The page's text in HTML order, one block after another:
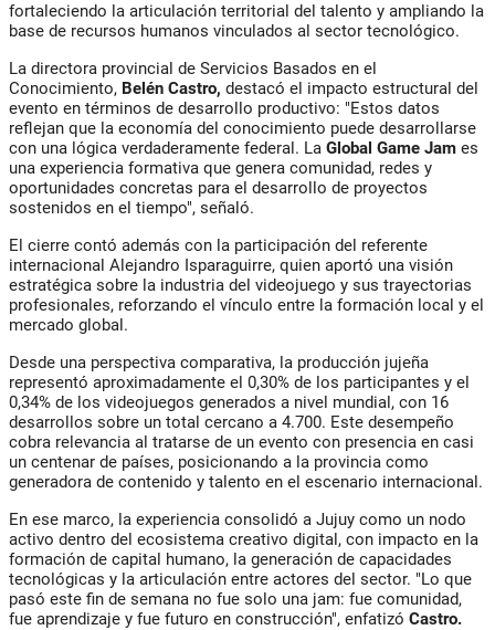
fortaleciendo la articulación territorial del talento y ampliando la
base de recursos humanos vinculados al sector tecnológico.
La directora provincial de Servicios Basados en el
Conocimiento, Belén Castro, destacó el impacto estructural del
evento en términos de desarrollo productivo: "Estos datos
reflejan que la economía del conocimiento puede desarrollarse
con una lógica verdaderamente federal. La Global Game Jam es
una experiencia formativa que genera comunidad, redes y
oportunidades concretas para el desarrollo de proyectos
sostenidos en el tiempo", señaló.
El cierre contó además con la participación del referente
internacional Alejandro Isparaguirre, quien aportó una visión
estratégica sobre la industria del videojuego y sus trayectorias
profesionales, reforzando el vínculo entre la formación local y el
mercado global.
Desde una perspectiva comparativa, la producción jujeña
representó aproximadamente el 0,30% de los participantes y el
0,34% de los videojuegos generados a nivel mundial, con 16
desarrollos sobre un total cercano a 4.700. Este desempeño
cobra relevancia al tratarse de un evento con presencia en casi
un centenar de países, posicionando a la provincia como
generadora de contenido y talento en el escenario internacional.
En ese marco, la experiencia consolidó a Jujuy como un nodo
activo dentro del ecosistema creativo digital, con impacto en la
formación de capital humano, la generación de capacidades
tecnológicas y la articulación entre actores del sector. "Lo que
pasó este fin de semana no fue solo una jam: fue comunidad,
fue aprendizaje y fue futuro en construcción", enfatizó Castro.